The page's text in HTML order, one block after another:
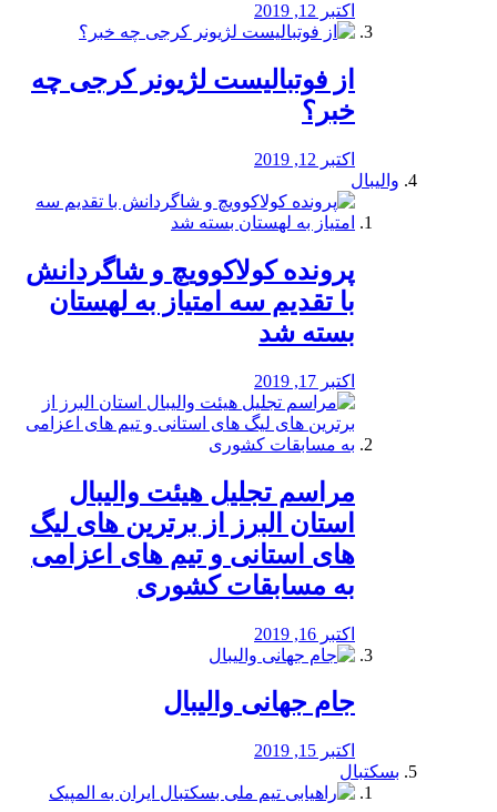
اکتبر 12, 2019
از فوتبالیست لژیونر کرجی چه
خبر؟
اکتبر 12, 2019
والیبال
پرونده کولاکوویچ و شاگردانش
با تقدیم سه امتیاز به لهستان
بسته شد
اکتبر 17, 2019
مراسم تجلیل هیئت والیبال
استان البرز از برترین های لیگ
های استانی و تیم های اعزامی
به مسابقات کشوری
اکتبر 16, 2019
جام جهانی والیبال
اکتبر 15, 2019
بسکتبال